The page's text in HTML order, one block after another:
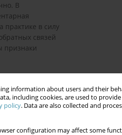
information about users and their
including cookies, are used to provide
policy. Data are also collected and
configuration may affect some
В
практике в силу
связей
признаки